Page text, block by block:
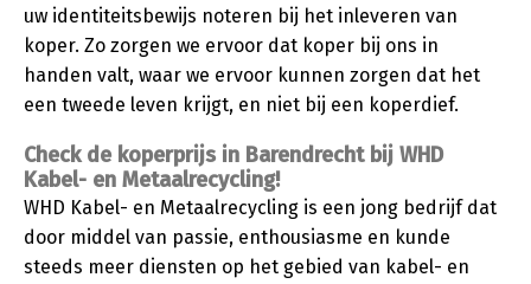
uw identiteitsbewijs noteren bij het inleveren van
koper. Zo zorgen we ervoor dat koper bij ons in
handen valt, waar we ervoor kunnen zorgen dat het
een tweede leven krijgt, en niet bij een koperdief.
Check de koperprijs in Barendrecht bij WHD
Kabel- en Metaalrecycling!
WHD Kabel- en Metaalrecycling is een jong bedrijf dat
door middel van passie, enthousiasme en kunde
steeds meer diensten op het gebied van kabel- en